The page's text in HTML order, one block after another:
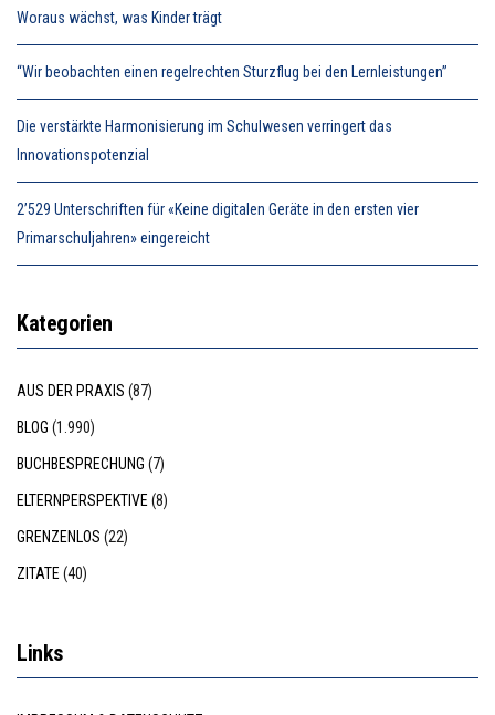
Woraus wächst, was Kinder trägt
“Wir beobachten einen regelrechten Sturzflug bei den Lernleistungen”
Die verstärkte Harmonisierung im Schulwesen verringert das
Innovationspotenzial
2’529 Unterschriften für «Keine digitalen Geräte in den ersten vier
Primarschuljahren» eingereicht
Kategorien
AUS DER PRAXIS (87)
BLOG (1.990)
BUCHBESPRECHUNG (7)
ELTERNPERSPEKTIVE (8)
GRENZENLOS (22)
ZITATE (40)
Links